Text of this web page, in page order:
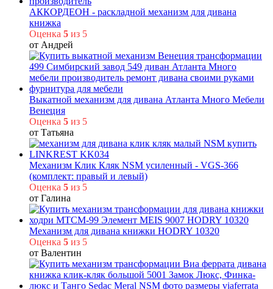
АККОРДЕОН - раскладной механизм для дивана
книжка
Оценка 5 из 5
от Андрей
Выкатной механизм для дивана Атланта Много Мебели
Венеция
Оценка 5 из 5
от Татьяна
Механизм Клик Кляк NSM усиленный - VGS-366
(комплект: правый и левый)
Оценка 5 из 5
от Галина
Механизм для дивана книжки HODRY 10320
Оценка 5 из 5
от Валентин